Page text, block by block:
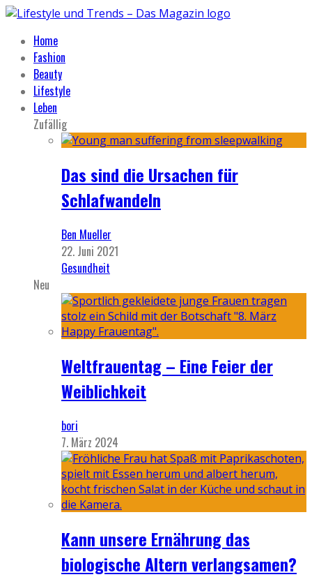
Home
Fashion
Beauty
Lifestyle
Leben
Zufällig
Das sind die Ursachen für
Schlafwandeln
Ben Mueller
22. Juni 2021
Gesundheit
Neu
Weltfrauentag – Eine Feier der
Weiblichkeit
bori
7. März 2024
Kann unsere Ernährung das
biologische Altern verlangsamen?